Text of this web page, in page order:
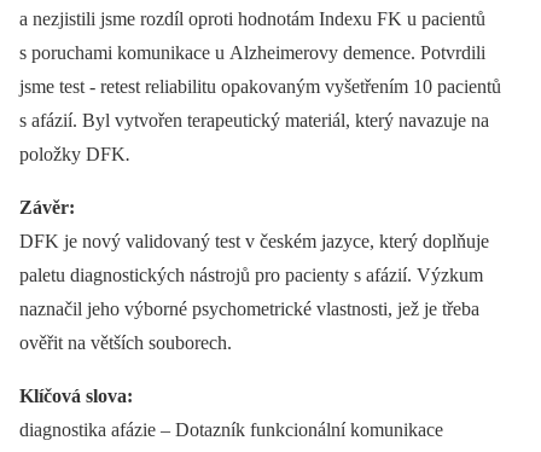
a nezjistili jsme rozdíl oproti hodnotám Indexu FK u pa­cientů
s poruchami komunikace u Alzheimerovy demence. Potvrdili
jsme test ‑⁠ retest reliabilitu opakovaným vyšetřením 10 pa­cientů
s afázií. Byl vytvořen terapeutický materiál, který navazuje na
položky DFK.
Závěr:
DFK je nový validovaný test v českém jazyce, který doplňuje
paletu dia­gnostických nástrojů pro pa­cienty s afázií. Výzkum
naznačil jeho výborné psychometrické vlastnosti, jež je třeba
ověřit na větších souborech.
Klíčová slova:
diagnostika afázie –⁠ Dotazník funkcionální komunikace